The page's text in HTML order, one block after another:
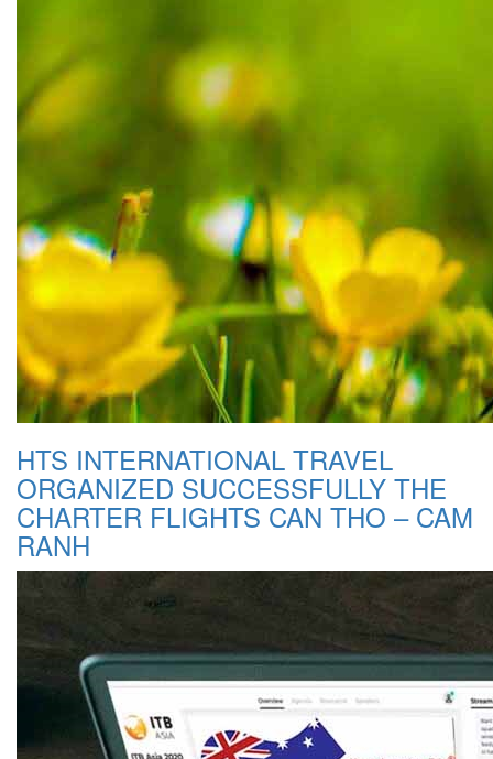
HTS INTERNATIONAL TRAVEL
ORGANIZED SUCCESSFULLY THE
CHARTER FLIGHTS CAN THO – CAM
RANH